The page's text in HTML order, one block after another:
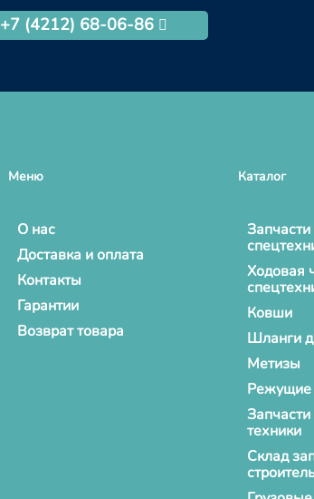
+7 (4212) 68-06-86
Меню
О нас
Доставка и оплата
Контакты
Гарантии
Возврат товара
Каталог
Ходовая
Ковши
Шланги
Метизы
Режущие
техники
Склад